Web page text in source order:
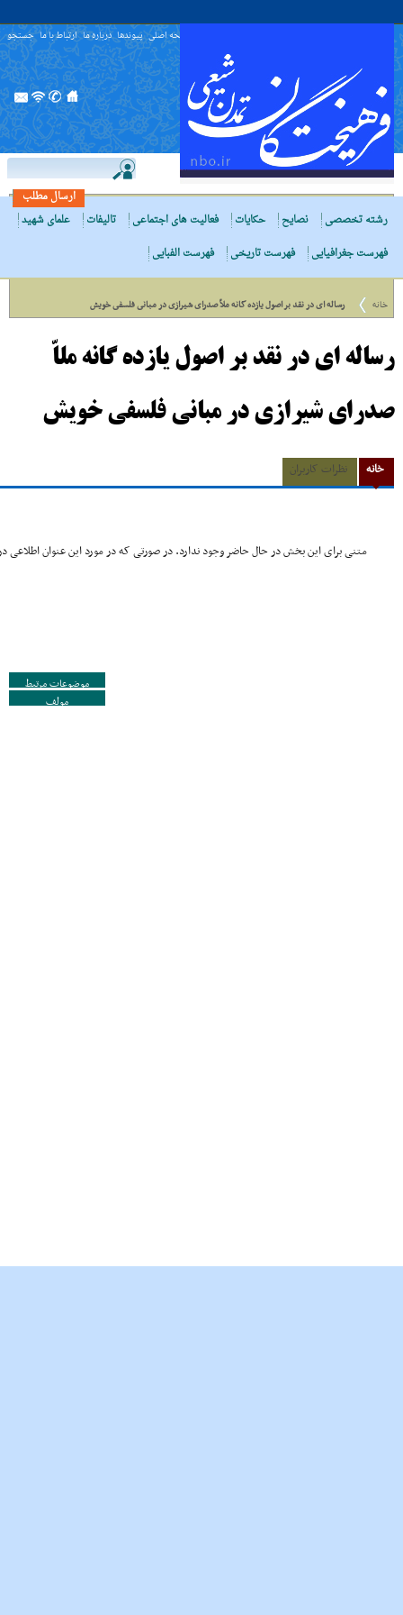
صفحه اصلی پیوندها درباره ما ارتباط با ما جستجو
ارسال مطلب
رشته تخصصی
نصایح حکایات فعالیت های اجتماعی تالیفات
علمای شهید
فهرست جغرافیایی
فهرست تاریخی فهرست الفبایی
خانه رساله اى در نقد بر اصول یازده گانه ملاّ صدراى شیرازى در مبانى فلسفى خویش
رساله اى در نقد بر اصول یازده گانه ملاّ
صدراى شیرازى در مبانى فلسفى خویش
خانه نظرات کاربران
متنی برای این بخش در حال حاضر وجود ندارد. در صورتی که در مورد این عنوان اطلاعی
موضوعات مرتبط
مولف